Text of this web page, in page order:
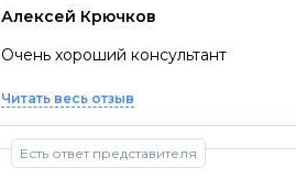
Алексей Крючков
Очень хороший консультант
Читать весь отзыв
Есть ответ представителя